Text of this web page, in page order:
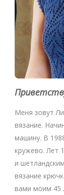
Меня зовут
вязание.
машину. В
кружево. Лет
и
вязание
вами моим 45